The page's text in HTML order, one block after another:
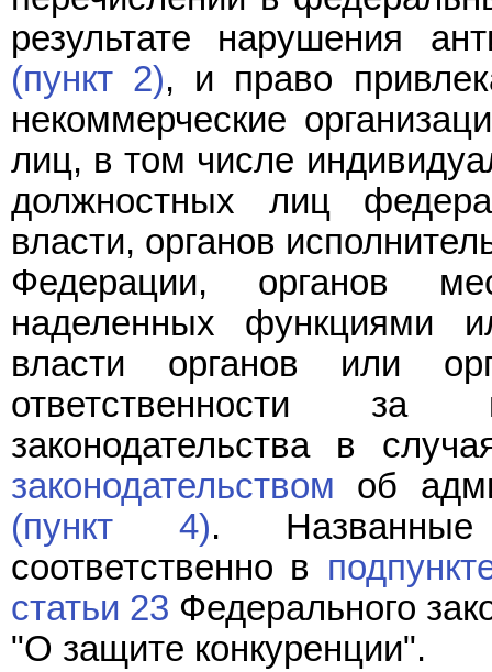
результате нарушения
(пункт 2), и право
некоммерческие
лиц, в том числе
должностных лиц
власти, органов
Федерации, органов
наделенных функциями
власти органов или
ответственности за
законодательства в
законодательством об
(пункт 4). Названные
соответственно в
статьи 23 Федерального
"О защите конкуренции".